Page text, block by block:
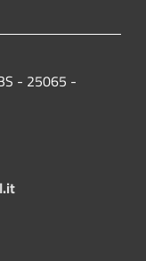
- 25065 -